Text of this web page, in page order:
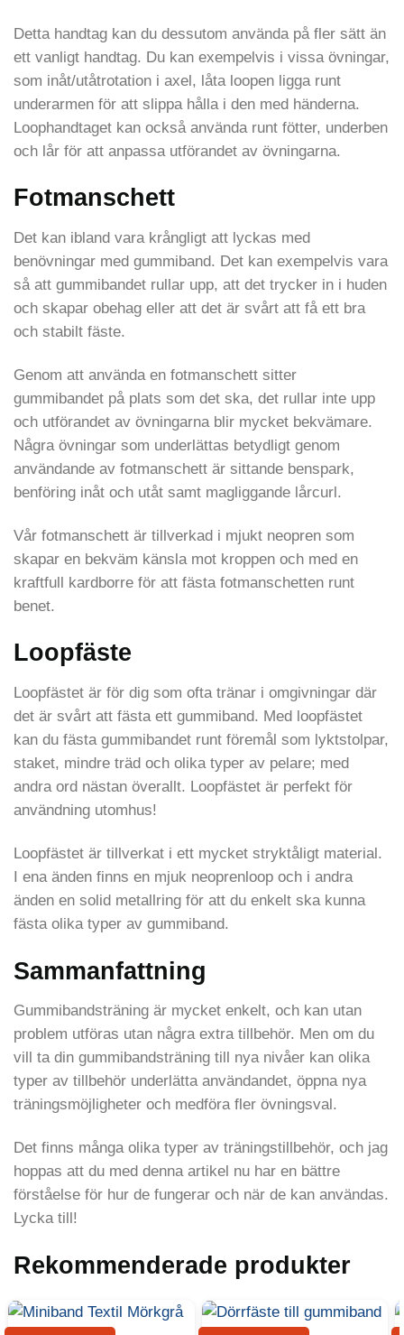
Detta handtag kan du dessutom använda på fler sätt än
ett vanligt handtag. Du kan exempelvis i vissa övningar,
som inåt/utåtrotation i axel, låta loopen ligga runt
underarmen för att slippa hålla i den med händerna.
Loophandtaget kan också använda runt fötter, underben
och lår för att anpassa utförandet av övningarna.
Fotmanschett
Det kan ibland vara krångligt att lyckas med
benövningar med gummiband. Det kan exempelvis vara
så att gummibandet rullar upp, att det trycker in i huden
och skapar obehag eller att det är svårt att få ett bra
och stabilt fäste.
Genom att använda en fotmanschett sitter
gummibandet på plats som det ska, det rullar inte upp
och utförandet av övningarna blir mycket bekvämare.
Några övningar som underlättas betydligt genom
användande av fotmanschett är sittande benspark,
benföring inåt och utåt samt magliggande lårcurl.
Vår fotmanschett är tillverkad i mjukt neopren som
skapar en bekväm känsla mot kroppen och med en
kraftfull kardborre för att fästa fotmanschetten runt
benet.
Loopfäste
Loopfästet är för dig som ofta tränar i omgivningar där
det är svårt att fästa ett gummiband. Med loopfästet
kan du fästa gummibandet runt föremål som lyktstolpar,
staket, mindre träd och olika typer av pelare; med
andra ord nästan överallt. Loopfästet är perfekt för
användning utomhus!
Loopfästet är tillverkat i ett mycket stryktåligt material.
I ena änden finns en mjuk neoprenloop och i andra
änden en solid metallring för att du enkelt ska kunna
fästa olika typer av gummiband.
Sammanfattning
Gummibandsträning är mycket enkelt, och kan utan
problem utföras utan några extra tillbehör. Men om du
vill ta din gummibandsträning till nya nivåer kan olika
typer av tillbehör underlätta användandet, öppna nya
träningsmöjligheter och medföra fler övningsval.
Det finns många olika typer av träningstillbehör, och jag
hoppas att du med denna artikel nu har en bättre
förståelse för hur de fungerar och när de kan användas.
Lycka till!
Rekommenderade produkter